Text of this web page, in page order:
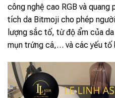
công nghệ cao RGB và quang
tích da Bitmoji cho phép
lượng sắc tố, từ độ ẩm của
mụn trứng cá,… và các yếu tố